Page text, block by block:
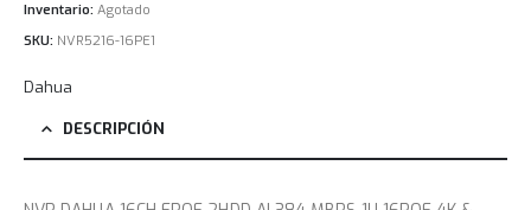
Inventario: Agotado
SKU: NVR5216-16PE1
Dahua
DESCRIPCIÓN